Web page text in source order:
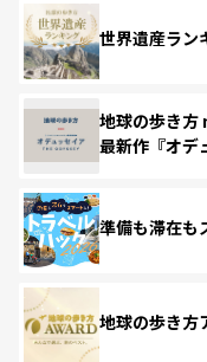
世界遺産ラン
地球の歩き方
最新作『オデ
準備も滞在
地球の歩き方